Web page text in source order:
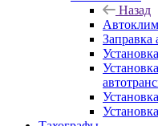
Назад
Заправка